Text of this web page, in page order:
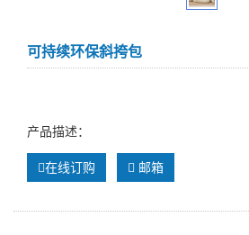
可持续环保斜挎包
产品描述：
在线订购 邮箱